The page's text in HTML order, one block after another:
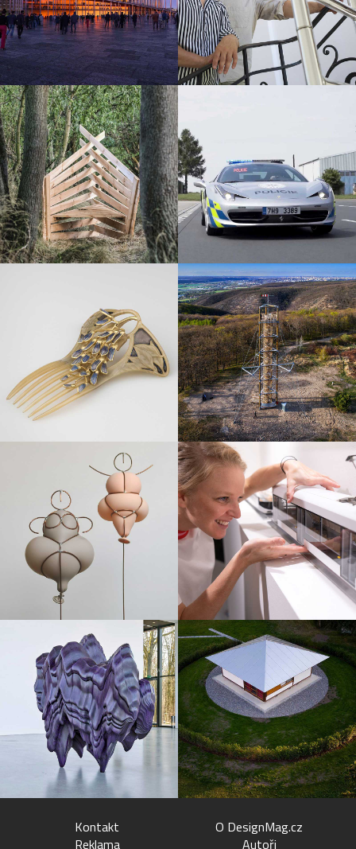
Kontakt
Reklama
O DesignMag.cz
Autoři